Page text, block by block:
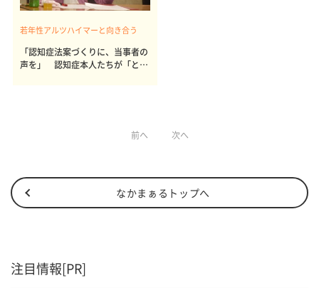
若年性アルツハイマーと向き合う
「認知症法案づくりに、当事者の
声を」 認知症本人たちが「とも
前へ 次へ
なかまぁるトップへ
注目情報[PR]